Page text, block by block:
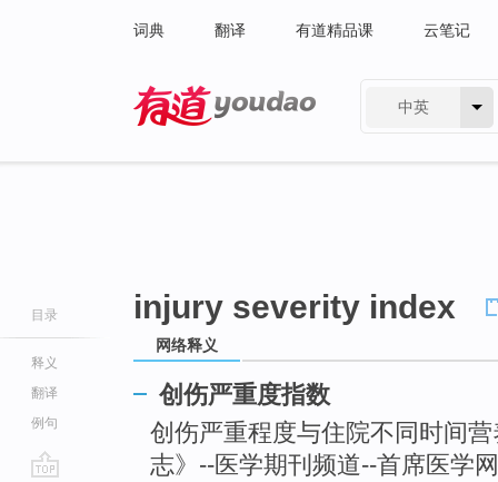
词典 翻译 有道精品课 云笔记
中英
目录
释义
翻译
例句
injury severity index
网络释义
创伤严重度指数
创伤严重程度与住院不同时间
志》--医学期刊频道--首席医学